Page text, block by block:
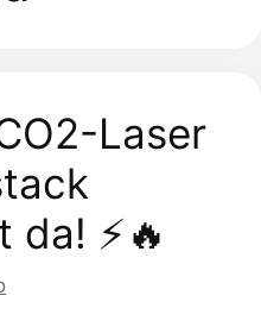
Laser
⚡🔥